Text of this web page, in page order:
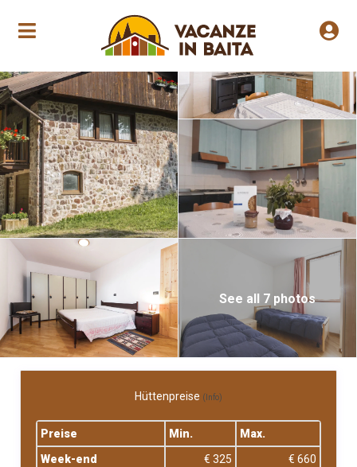
Jährliche Eröffnung
See all 7 photos
Hüttenpreise (Info)
Preise Min.
Max.
Week-end
€ 325
€ 660